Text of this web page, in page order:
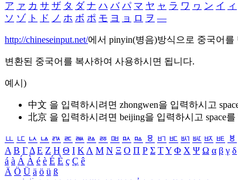
ア ァ カ サ ザ タ ダ ナ ハ バ パ マ ヤ ャ ラ ワ ヮ ン イ ィ
ソ ゾ ト ド ノ ホ ボ ポ モ ヨ ョ ロ ヲ ―
http://chineseinput.net/에서 pinyin(병음)방식으로 중국어를
변환된 중국어를 복사하여 사용하시면 됩니다.
예시)
中文 을 입력하시려면 zhongwen을 입력하시고
北京 을 입력하시려면 beijing을 입력하시고 space
ㅥ ㅦ ㅧ ㅨ ㅩ ㅪ ㅫ ㅬ ㅭ ㅮ ㅯ ㅰ ㅱ ㅲ ㅳ ㅴ ㅵ ㅶ ㅷ ㅸ
Α Β ΓΔ Ε Ζ Η Θ Ι ΚΛ Μ Ν Ξ Ο Π Ρ Σ ΤΥ Φ Χ Ψ Ω α β γ δ
á à Á À é è É È ç Ç ê
Ä Ö Ü ä ö ü ß